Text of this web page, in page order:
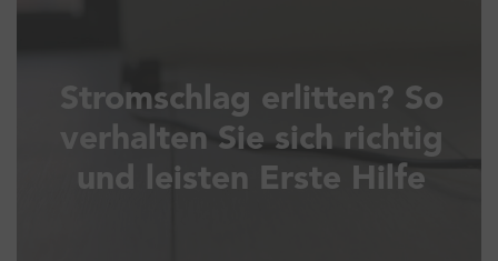
Stromschlag erlitten? So
verhalten Sie sich richtig
und leisten Erste Hilfe